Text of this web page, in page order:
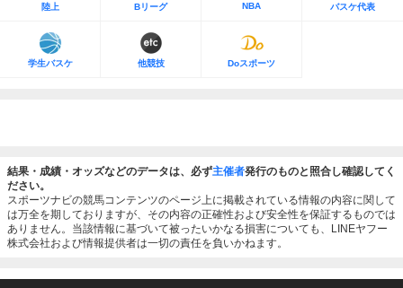
陸上 Bリーグ NBA バスケ代表
学生バスケ 他競技 Doスポーツ
結果・成績・オッズなどのデータは、必ず主催者発行のものと照合し確認してく
ださい。
スポーツナビの競馬コンテンツのページ上に掲載されている情報の内容に関して
は万全を期しておりますが、その内容の正確性および安全性を保証するものでは
ありません。当該情報に基づいて被ったいかなる損害についても、LINEヤフー
株式会社および情報提供者は一切の責任を負いかねます。